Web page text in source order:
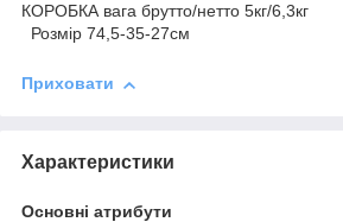
КОРОБКА вага брутто/нетто 5кг/6,3кг
Розмір 74,5-35-27см
Приховати
Характеристики
Основні атрибути